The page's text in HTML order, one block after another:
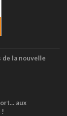
de la nouvelle
aux
!